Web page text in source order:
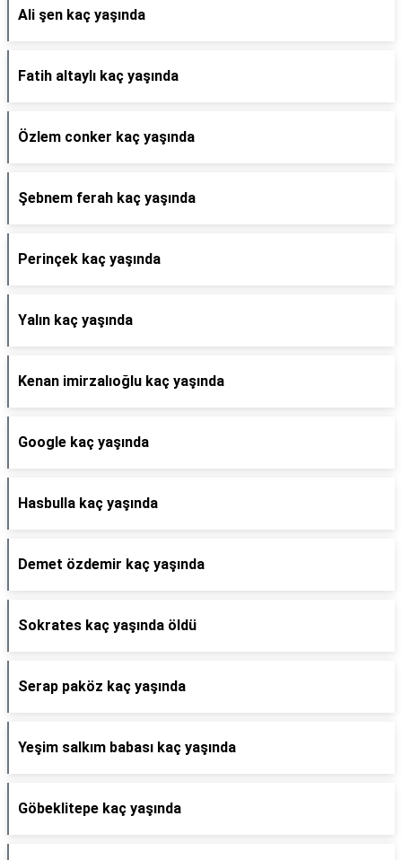
Ali şen kaç yaşında
Fatih altaylı kaç yaşında
Özlem conker kaç yaşında
Şebnem ferah kaç yaşında
Perinçek kaç yaşında
Yalın kaç yaşında
Kenan imirzalıoğlu kaç yaşında
Google kaç yaşında
Hasbulla kaç yaşında
Demet özdemir kaç yaşında
Sokrates kaç yaşında öldü
Serap paköz kaç yaşında
Yeşim salkım babası kaç yaşında
Göbeklitepe kaç yaşında